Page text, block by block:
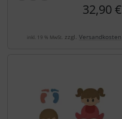
32,90 €
inkl. 19 % MwSt. zzgl. Versandkosten